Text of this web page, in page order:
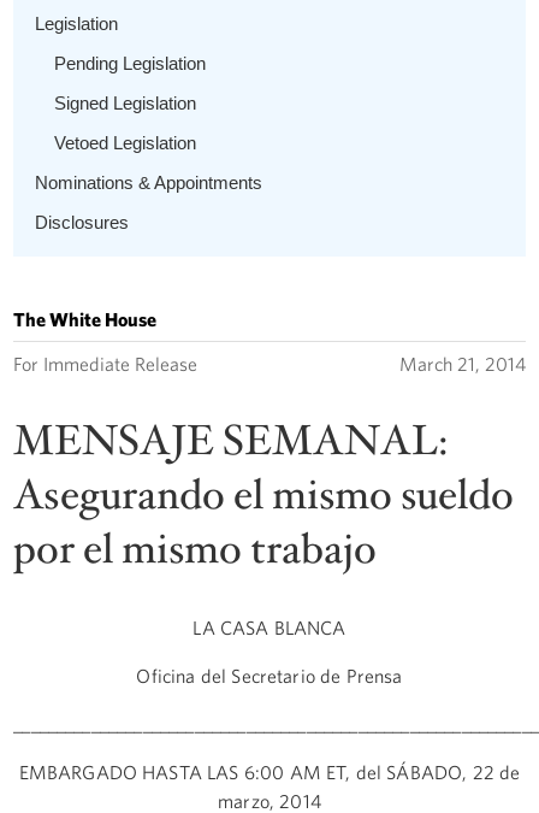
Legislation
Pending Legislation
Signed Legislation
Vetoed Legislation
Nominations & Appointments
Disclosures
The White House
For Immediate Release March 21, 2014
MENSAJE SEMANAL:
Asegurando el mismo sueldo
por el mismo trabajo
LA CASA BLANCA
Oficina del Secretario de Prensa
EMBARGADO HASTA LAS 6:00 AM ET, del SÁBADO, 22 de
marzo, 2014